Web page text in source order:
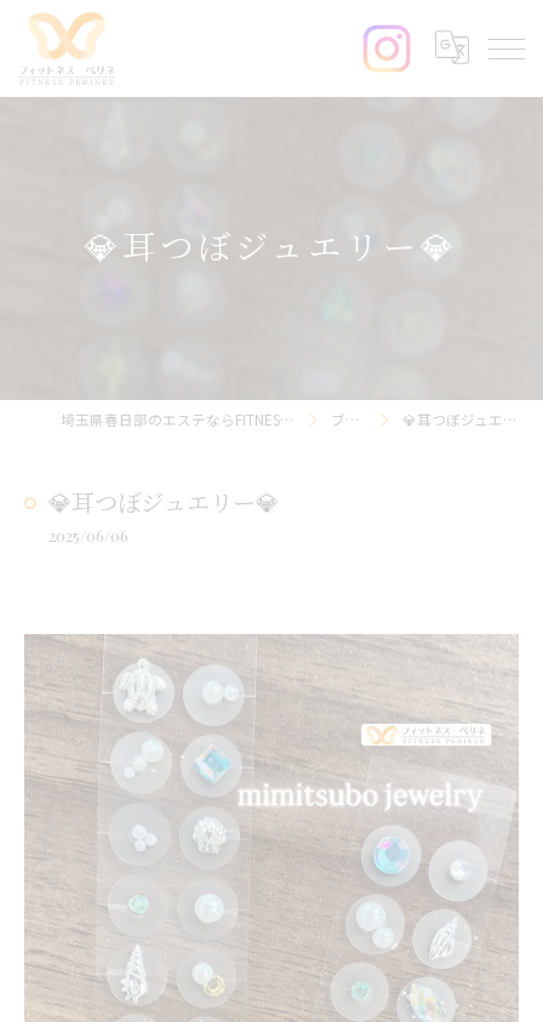
💎耳つぼジュエリー💎
埼玉県春日部のエステならFITNESS PERINEE ブログ 💎耳つぼジュエリー💎
💎耳つぼジュエリー💎
2025/06/06